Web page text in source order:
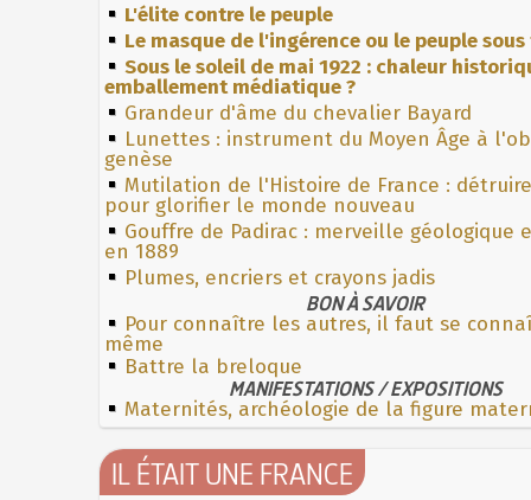
L'élite contre le peuple
Le masque de l'ingérence ou le peuple
Sous le soleil de mai 1922 : chaleur
emballement médiatique ?
Grandeur d'âme du chevalier Bayard
Lunettes : instrument du Moyen Âge à
genèse
Mutilation de l'Histoire de France :
pour glorifier le monde nouveau
Gouffre de Padirac : merveille géologique
en 1889
Plumes, encriers et crayons jadis
BON À SAVOIR
Pour connaître les autres, il faut se
même
Battre la breloque
MANIFESTATIONS / EXPOSITIONS
Maternités, archéologie de la figure
IL ÉTAIT UNE FRANCE